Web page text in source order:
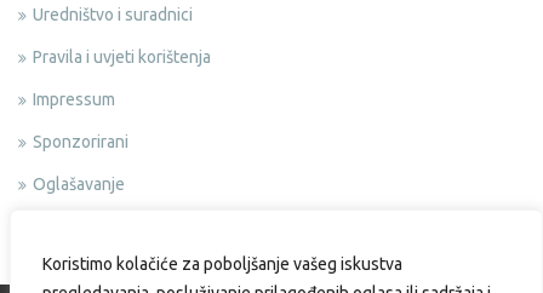
Koristimo kolačiće za poboljšanje vašeg iskustva
Uredništvo i suradnici
Pravila i uvjeti korištenja
Impressum
Sponzorirani
Oglašavanje